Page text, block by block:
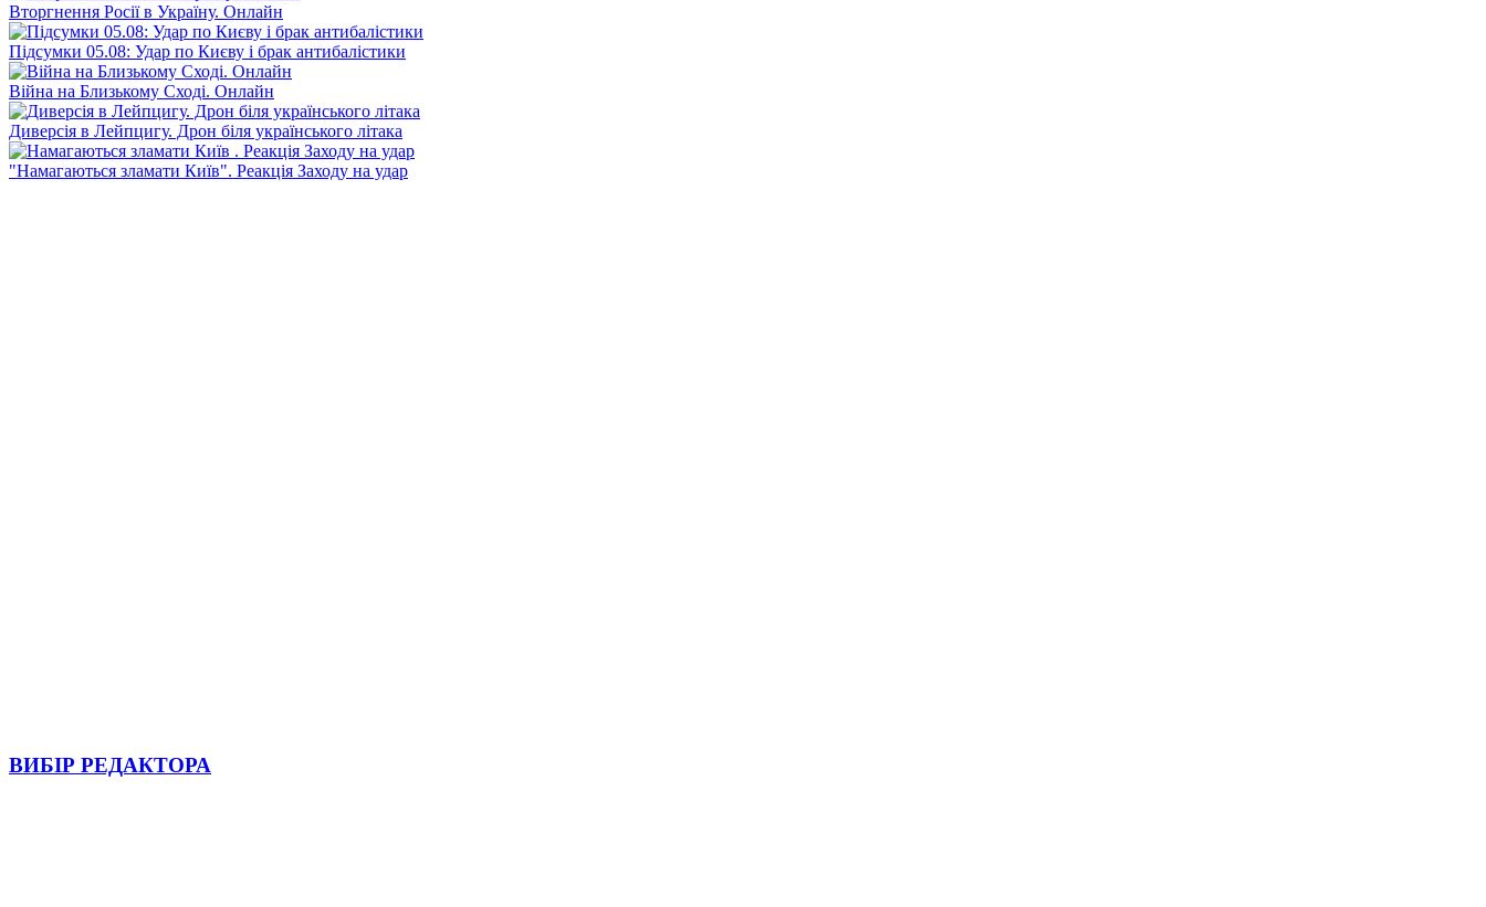
Вторгнення Росії в Україну. Онлайн
Підсумки 05.08: Удар по Києву і брак антибалістики
Війна на Близькому Сході. Онлайн
Диверсія в Лейпцигу. Дрон біля українського літака
"Намагаються зламати Київ". Реакція Заходу на удар
ВИБІР РЕДАКТОРА